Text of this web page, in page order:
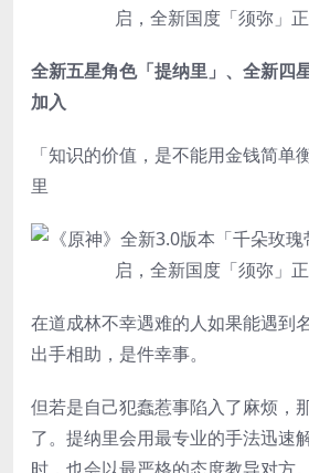
全新五星角色「提纳里」、全新四
加入
「知识的价值，是不能用金钱简
里
在道成林不幸遇难的人如果能遇到
出手相助，是件幸事。
但若是自己犯蠢惹事陷入了麻烦，
了。提纳里会用最专业的手法迅速